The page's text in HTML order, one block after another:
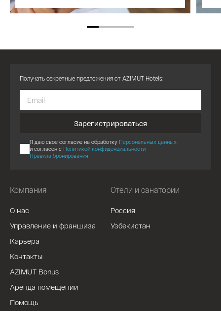
Компания
О нас
Управление и франшиза
Карьера
Контакты
AZIMUT Bonus
Аренда помещений
Помощь
Отели и санатории
Россия
Узбекистан
Получать секретные предложения от AZIMUT Hotels:
Зарегистрироваться
Я даю свое согласие на обработку Персональных данных
и согласен с Политикой конфиденциальности
Правила бронирования